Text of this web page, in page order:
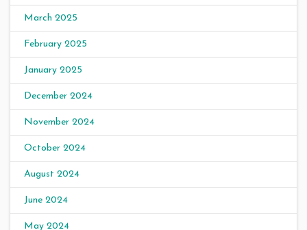
March 2025
February 2025
January 2025
December 2024
November 2024
October 2024
August 2024
June 2024
May 2024